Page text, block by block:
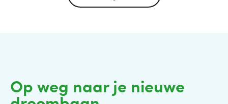
Op weg naar je nieuwe